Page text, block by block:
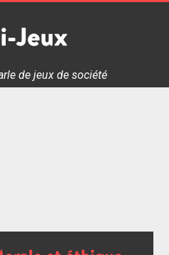
qui vous parle de jeux de société
de jeux de société